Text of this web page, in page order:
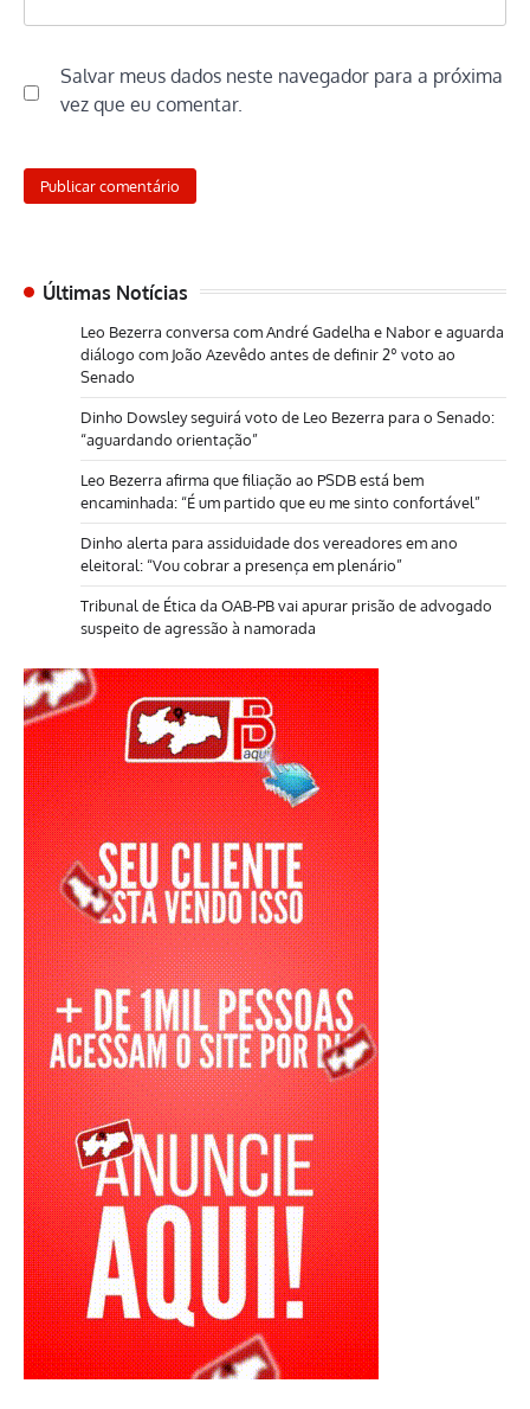
Salvar meus dados neste navegador para a próxima
vez que eu comentar.
Últimas Notícias
Leo Bezerra conversa com André Gadelha e Nabor e aguarda
diálogo com João Azevêdo antes de definir 2º voto ao
Senado
Dinho Dowsley seguirá voto de Leo Bezerra para o Senado:
“aguardando orientação”
Leo Bezerra afirma que filiação ao PSDB está bem
encaminhada: “É um partido que eu me sinto confortável”
Dinho alerta para assiduidade dos vereadores em ano
eleitoral: “Vou cobrar a presença em plenário”
Tribunal de Ética da OAB-PB vai apurar prisão de advogado
suspeito de agressão à namorada